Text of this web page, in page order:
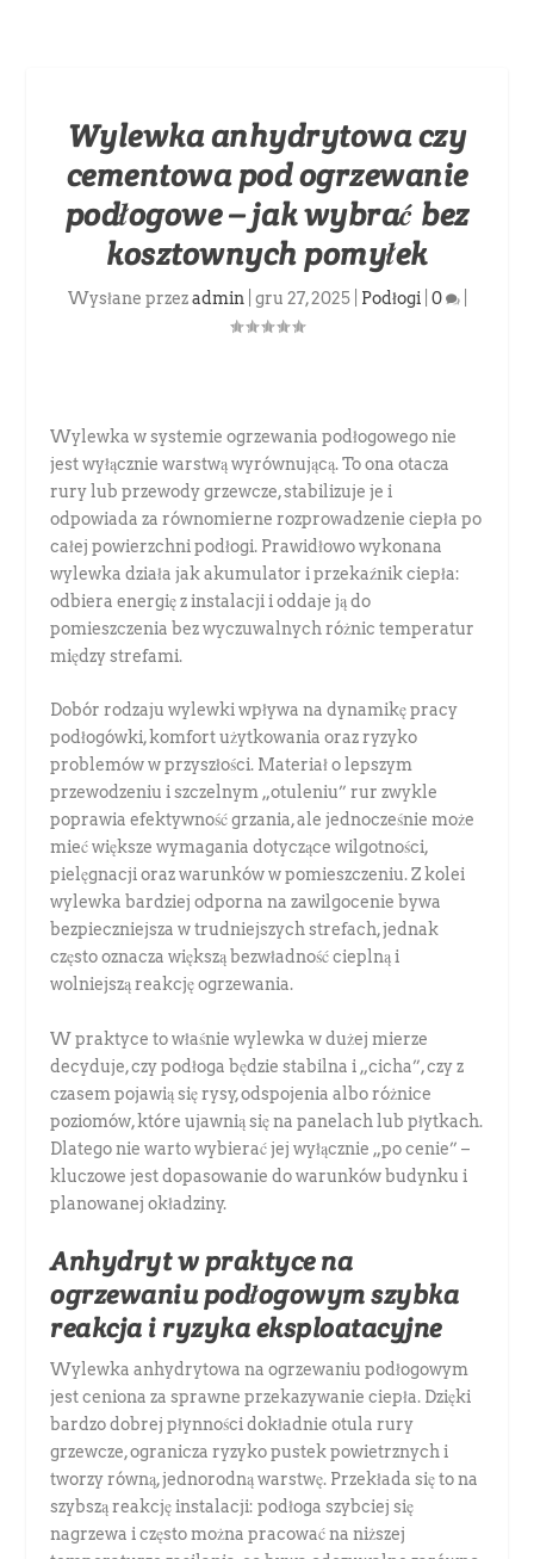
Wylewka anhydrytowa czy
cementowa pod ogrzewanie
podłogowe – jak wybrać bez
kosztownych pomyłek
Wysłane przezadmin gru 27, 2025| Podłogi| 0 |
Wylewka w systemie ogrzewania podłogowego nie
jest wyłącznie warstwą wyrównującą. To ona otacza
rury lub przewody grzewcze, stabilizuje je i
odpowiada za równomierne rozprowadzenie ciepła po
całej powierzchni podłogi. Prawidłowo wykonana
wylewka działa jak akumulator i przekaźnik ciepła:
odbiera energię z instalacji i oddaje ją do
pomieszczenia bez wyczuwalnych różnic temperatur
między strefami.
Dobór rodzaju wylewki wpływa na dynamikę pracy
podłogówki, komfort użytkowania oraz ryzyko
problemów w przyszłości. Materiał o lepszym
przewodzeniu i szczelnym „otuleniu” rur zwykle
poprawia efektywność grzania, ale jednocześnie może
mieć większe wymagania dotyczące wilgotności,
pielęgnacji oraz warunków w pomieszczeniu. Z kolei
wylewka bardziej odporna na zawilgocenie bywa
bezpieczniejsza w trudniejszych strefach, jednak
często oznacza większą bezwładność cieplną i
wolniejszą reakcję ogrzewania.
W praktyce to właśnie wylewka w dużej mierze
decyduje, czy podłoga będzie stabilna i „cicha”, czy z
czasem pojawią się rysy, odspojenia albo różnice
poziomów, które ujawnią się na panelach lub płytkach.
Dlatego nie warto wybierać jej wyłącznie „po cenie” –
kluczowe jest dopasowanie do warunków budynku i
planowanej okładziny.
Anhydryt w praktyce na
ogrzewaniu podłogowym szybka
reakcja i ryzyka eksploatacyjne
Wylewka anhydrytowa na ogrzewaniu podłogowym
jest ceniona za sprawne przekazywanie ciepła. Dzięki
bardzo dobrej płynności dokładnie otula rury
grzewcze, ogranicza ryzyko pustek powietrznych i
tworzy równą, jednorodną warstwę. Przekłada się to na
szybszą reakcję instalacji: podłoga szybciej się
nagrzewa i często można pracować na niższej